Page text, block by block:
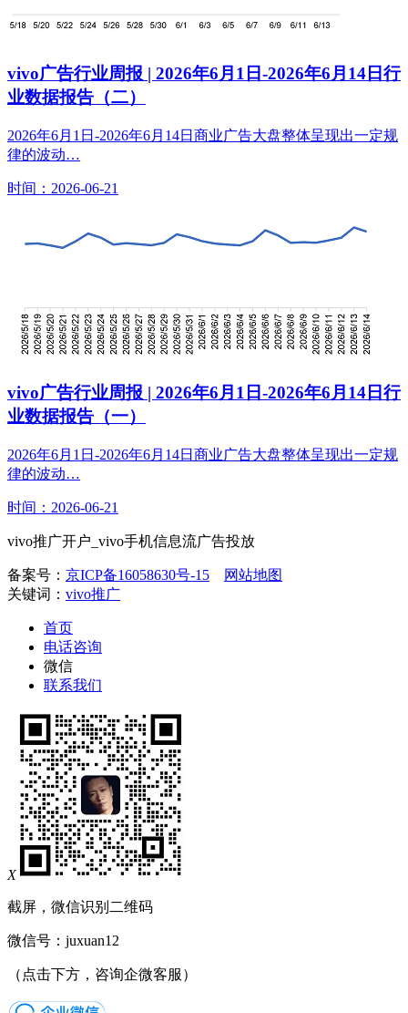
vivo广告行业周报 | 2026年6月1日-2026年6月14日行
业数据报告（二）
2026年6月1日-2026年6月14日商业广告大盘整体呈现出一定规
律的波动…
时间：2026-06-21
vivo广告行业周报 | 2026年6月1日-2026年6月14日行
业数据报告（一）
2026年6月1日-2026年6月14日商业广告大盘整体呈现出一定规
律的波动…
时间：2026-06-21
vivo推广开户_vivo手机信息流广告投放
备案号： 京ICP备16058630号-15
网站地图
关键词： vivo推广
首页
电话咨询
微信
联系我们
X
截屏，微信识别二维码
微信号： juxuan12
（点击下方，咨询企微客服）